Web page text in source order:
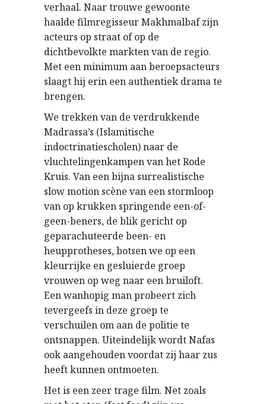
verhaal. Naar trouwe gewoonte
haalde filmregisseur Makhmalbaf zijn
acteurs op straat of op de
dichtbevolkte markten van de regio.
Met een minimum aan beroepsacteurs
slaagt hij erin een authentiek drama te
brengen.
We trekken van de verdrukkende
Madrassa’s (Islamitische
indoctrinatiescholen) naar de
vluchtelingenkampen van het Rode
Kruis. Van een bijna surrealistische
slow motion scène van een stormloop
van op krukken springende een-of-
geen-beners, de blik gericht op
geparachuteerde been- en
heupprotheses, botsen we op een
kleurrijke en gesluierde groep
vrouwen op weg naar een bruiloft.
Een wanhopig man probeert zich
tevergeefs in deze groep te
verschuilen om aan de politie te
ontsnappen. Uiteindelijk wordt Nafas
ook aangehouden voordat zij haar zus
heeft kunnen ontmoeten.
Het is een zeer trage film. Net zoals